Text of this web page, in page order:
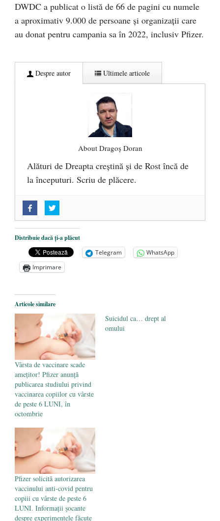
DWDC a publicat o listă de 66 de pagini cu numele
a aproximativ 9.000 de persoane și organizații care
au donat pentru campania sa în 2022, inclusiv Pfizer.
Despre autor Ultimele articole
About Dragoș Doran
Alături de Dreapta creștină și de Rost încă de
la începuturi. Scriu de plăcere.
„Acum nu e momentul”
O nouă autostradă distruge pădurea
amazoniană, pentru summitul climatic
COP30 - 14 martie 2025
Alegeri controlate
Distribuie dacă ți-a plăcut
Telegram
WhatsApp
Imprimare
Articole similare
Vârsta de vaccinare scade
amețitor! Pfizer anunță
publicarea studiului privind
vaccinarea copiilor cu vârste
de peste 6 LUNI, în
octombrie
Suicidul ca… drept al
omului
Pfizer solicită autorizarea
vaccinului anti-covid pentru
copiii cu vârste de peste 6
LUNI. Informații șocante
despre experimentele făcute